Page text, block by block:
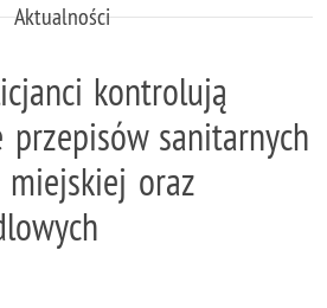
Aktualności
kontrolują
przepisów sanitarnych
oraz